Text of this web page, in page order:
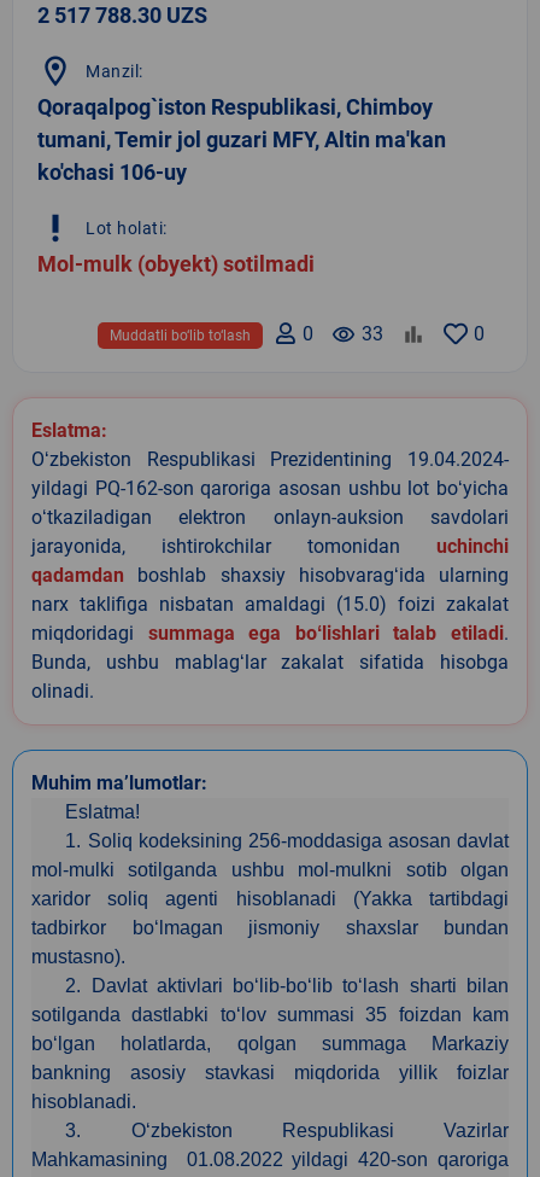
2 517 788.30 UZS
location_on Manzil:
Qoraqalpog`iston Respublikasi, Chimboy
tumani, Temir jol guzari MFY, Altin ma'kan
ko'chasi 106-uy
priority_high Lot holati:
Mol-mulk (obyekt) sotilmadi
0
remove_red_eye 33
0
Muddatli bo‘lib to‘lash
Eslatma:
Oʻzbekiston Respublikasi Prezidentining 19.04.2024-
yildagi PQ-162-son qaroriga asosan ushbu lot boʻyicha
oʻtkaziladigan elektron onlayn-auksion savdolari
jarayonida, ishtirokchilar tomonidan uchinchi
qadamdan boshlab shaxsiy hisobvaragʻida ularning
narx taklifiga nisbatan amaldagi (15.0) foizi zakalat
miqdoridagi summaga ega boʻlishlari talab etiladi.
Bunda, ushbu mablagʻlar zakalat sifatida hisobga
olinadi.
Muhim ma’lumotlar:
Eslatma!
1. Soliq kodeksining 256-moddasiga asosan davlat
mol-mulki sotilganda ushbu mol-mulkni sotib olgan
xaridor soliq agenti hisoblanadi (Yakka tartibdagi
tadbirkor bo‘lmagan jismoniy shaxslar bundan
mustasno).
2. Davlat aktivlari bo‘lib-bo‘lib to‘lash sharti bilan
sotilganda dastlabki to‘lov summasi 35 foizdan kam
bo‘lgan holatlarda, qolgan summaga Markaziy
bankning asosiy stavkasi miqdorida yillik foizlar
hisoblanadi.
3. O‘zbekiston Respublikasi Vazirlar
Mahkamasining 01.08.2022 yildagi 420-son qaroriga